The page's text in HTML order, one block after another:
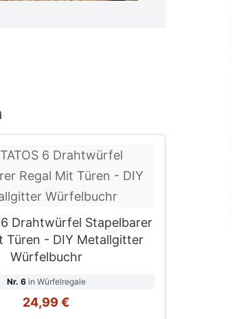
6 Drahtwürfel Stapelbarer
Türen - DIY Metallgitter
Würfelbuchr
Nr. 6in Würfelregale
24,99 €